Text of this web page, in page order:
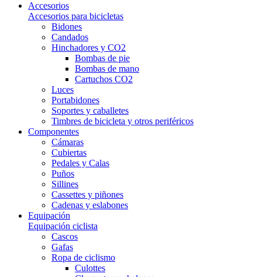
Accesorios
Accesorios para bicicletas
Bidones
Candados
Hinchadores y CO2
Bombas de pie
Bombas de mano
Cartuchos CO2
Luces
Portabidones
Soportes y caballetes
Timbres de bicicleta y otros periféricos
Componentes
Cámaras
Cubiertas
Pedales y Calas
Puños
Sillines
Cassettes y piñones
Cadenas y eslabones
Equipación
Equipación ciclista
Cascos
Gafas
Ropa de ciclismo
Culottes